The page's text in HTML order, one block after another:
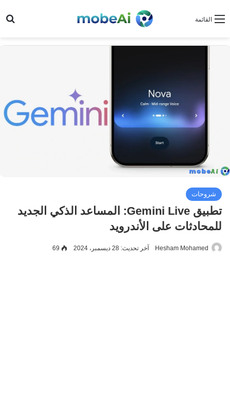
القائمة
شروحات
تطبيق Gemini Live: المساعد الذكي الجديد
للمحادثات على الأندرويد
Hesham Mohamed آخر تحديث: 28 ديسمبر، 2024 69